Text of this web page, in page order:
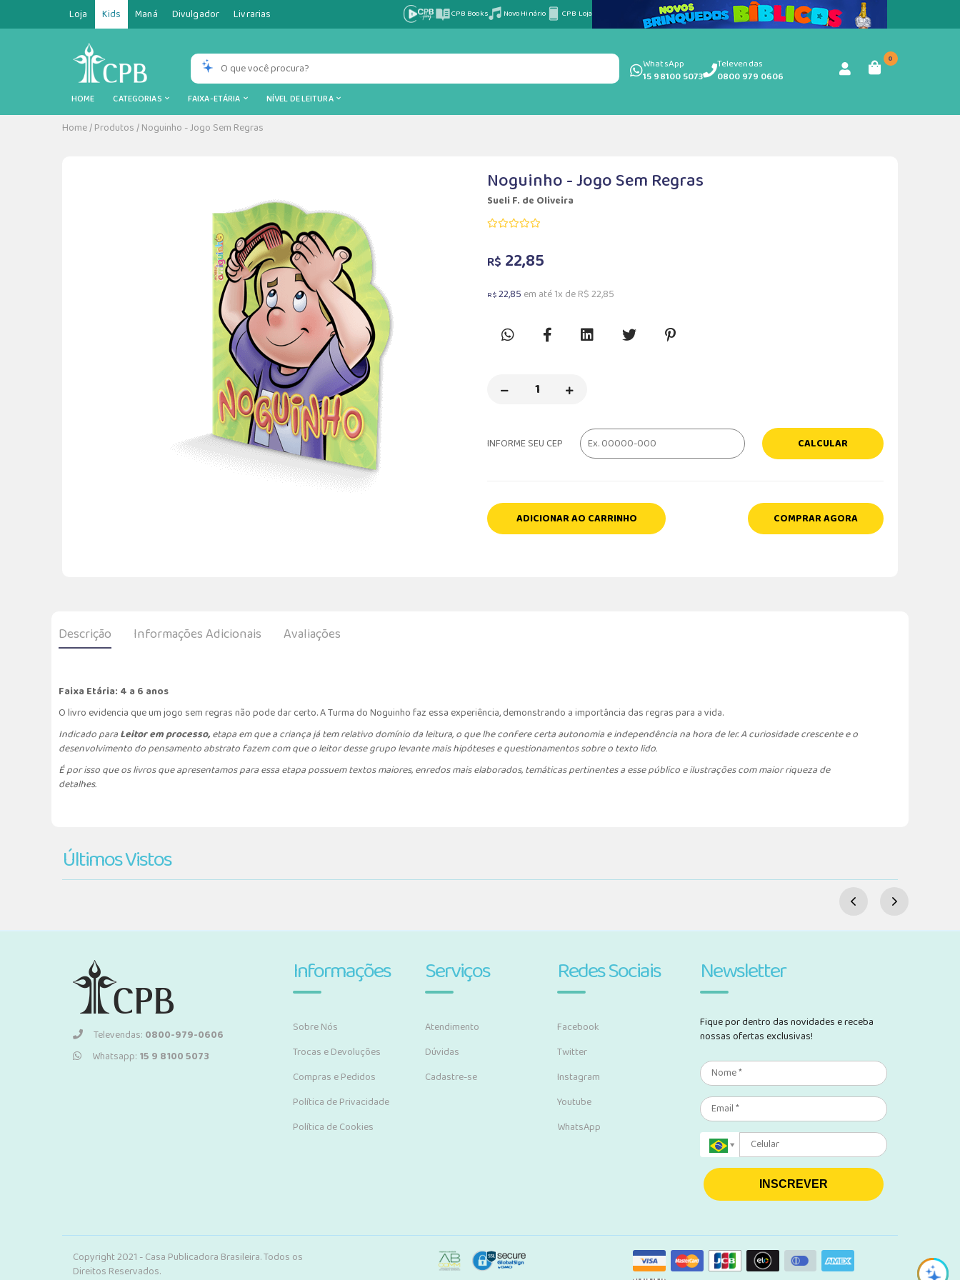
Loja Kids Maná Divulgador Livrarias CPB Books Novo Hinário CPB Loja
WhatsApp
15 98100 5073
Televendas
0800 979 0606
0
HOME CATEGORIAS FAIXA-ETÁRIA NÍVEL DE LEITURA
Home/Produtos/Noguinho - Jogo Sem Regras
Noguinho - Jogo Sem Regras
Sueli F. de Oliveira
R$ 22,85
R$22,85 em até 1x de R$ 22,85
INFORME SEU CEP CALCULAR
ADICIONAR AO CARRINHO COMPRAR AGORA
Descrição Informações Adicionais Avaliações
Faixa Etária: 4 a 6 anos
O livro evidencia que um jogo sem regras não pode dar certo. A Turma do Noguinho faz essa experiência, demonstrando a importância das regras para a vida.
Indicado paraLeitor em processo,etapa em que a criança já tem relativo domínio da leitura, o que lhe confere certa autonomia e independência na hora de ler. A curiosidade crescente e o
desenvolvimento do pensamento abstrato fazem com que o leitor desse grupo levante mais hipóteses e questionamentos sobre o texto lido.
É por isso que os livros que apresentamos para essa etapa possuem textos maiores, enredos mais elaborados, temáticas pertinentes a esse público e ilustrações com maior riqueza de
detalhes.
Últimos Vistos
Televendas: 0800-979-0606
Whatsapp: 15 9 8100 5073
Informações
Sobre Nós
Trocas e Devoluções
Compras e Pedidos
Política de Privacidade
Política de Cookies
Serviços
Atendimento
Dúvidas
Cadastre-se
Redes Sociais
Facebook
Twitter
Instagram
Youtube
WhatsApp
Newsletter
Fique por dentro das novidades e receba
nossas ofertas exclusivas!
INSCREVER
Copyright 2021 - Casa Publicadora Brasileira. Todos os
Direitos Reservados.